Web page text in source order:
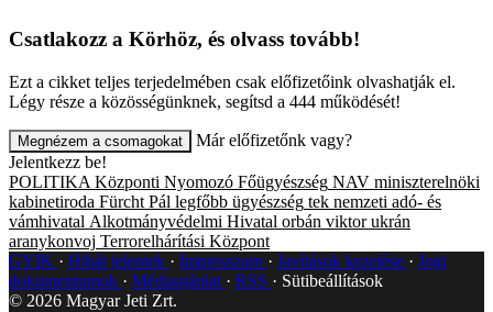
Csatlakozz a Körhöz, és olvass tovább!
Ezt a cikket teljes terjedelmében csak előfizetőink olvashatják el.
Légy része a közösségünknek, segítsd a 444 működését!
Megnézem a csomagokat
Már előfizetőnk vagy?
Jelentkezz be!
POLITIKA Központi Nyomozó Főügyészség NAV miniszterelnöki
kabinetiroda Fürcht Pál legfőbb ügyészség tek nemzeti adó- és
vámhivatal Alkotmányvédelmi Hivatal orbán viktor ukrán
aranykonvoj Terrorelhárítási Központ
GYIK
Hibát jelentek Impresszum Javítások kezelése
Jogi
dokumentumok
Médiaajánlat RSS
Sütibeállítások
© 2026 Magyar Jeti Zrt.